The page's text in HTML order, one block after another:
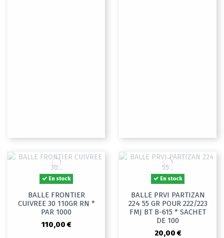
En stock
BALLE FRONTIER
CUIVREE 30 110GR RN *
PAR 1000
110,00 €
En stock
BALLE PRVI PARTIZAN
224 55 GR POUR 222/223
FMJ BT B-615 * SACHET
DE 100
20,00 €